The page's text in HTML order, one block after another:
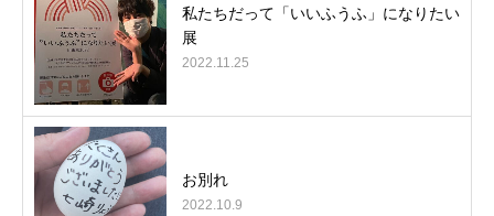
私たちだって「いいふうふ」になりたい
展
2022.11.25
お別れ
2022.10.9